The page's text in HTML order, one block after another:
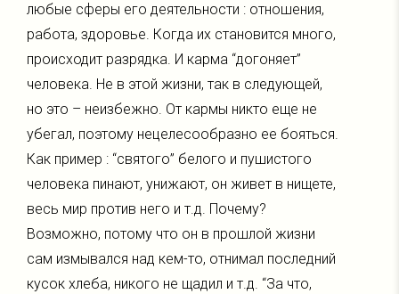
любые сферы его деятельности : отношения,
работа, здоровье. Когда их становится много,
происходит разрядка. И карма “догоняет”
человека. Не в этой жизни, так в следующей,
но это – неизбежно. От кармы никто еще не
убегал, поэтому нецелесообразно ее бояться.
Как пример : “святого” белого и пушистого
человека пинают, унижают, он живет в нищете,
весь мир против него и т.д. Почему?
Возможно, потому что он в прошлой жизни
сам измывался над кем-то, отнимал последний
кусок хлеба, никого не щадил и т.д. “За что,